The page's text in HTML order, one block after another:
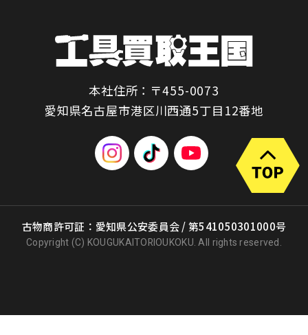
本社住所：〒455-0073
愛知県名古屋市港区川西通5丁目12番地
古物商許可証：愛知県公安委員会 / 第541050301000号
Copyright (C) KOUGUKAITORIOUKOKU. All rights reserved.